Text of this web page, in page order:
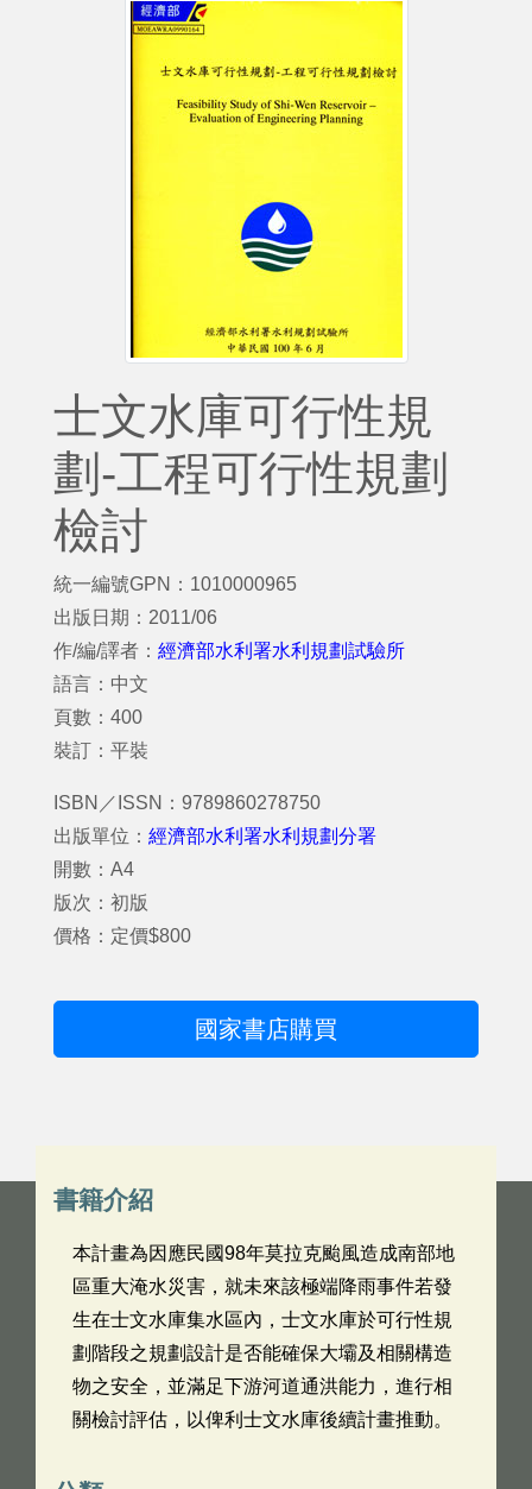
士文水庫可行性規
劃-工程可行性規劃
檢討
統一編號GPN：1010000965
出版日期：2011/06
作/編/譯者： 經濟部水利署水利規劃試驗所
語言：中文
頁數：400
裝訂：平裝
ISBN／ISSN：9789860278750
出版單位： 經濟部水利署水利規劃分署
開數：A4
版次：初版
價格：定價$800
國家書店購買
書籍介紹
本計畫為因應民國98年莫拉克颱風造成南部地
區重大淹水災害，就未來該極端降雨事件若發
生在士文水庫集水區內，士文水庫於可行性規
劃階段之規劃設計是否能確保大壩及相關構造
物之安全，並滿足下游河道通洪能力，進行相
關檢討評估，以俾利士文水庫後續計畫推動。